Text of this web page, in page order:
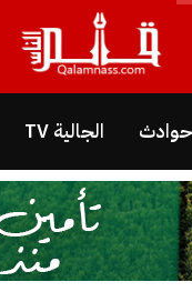
حوادث الجالية TV